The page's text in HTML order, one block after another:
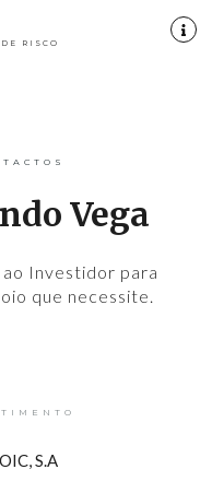
RISCO
Vega
Investidor para
que necessite.
S.A